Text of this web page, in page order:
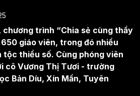
chương trình “Chia sẻ cùng thầy
giáo viên, trong đó nhiều
tộc thiểu số. Cùng phóng viên
cô Vương Thị Tươi - trường
Bản Díu, Xín Mần, Tuyên